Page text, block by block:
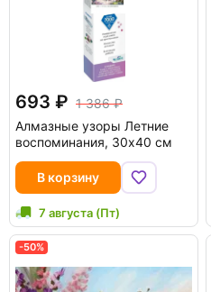
693
1 386
Алмазные узоры Летние
воспоминания, 30х40 см
В корзину
7 августа (Пт)
-50%